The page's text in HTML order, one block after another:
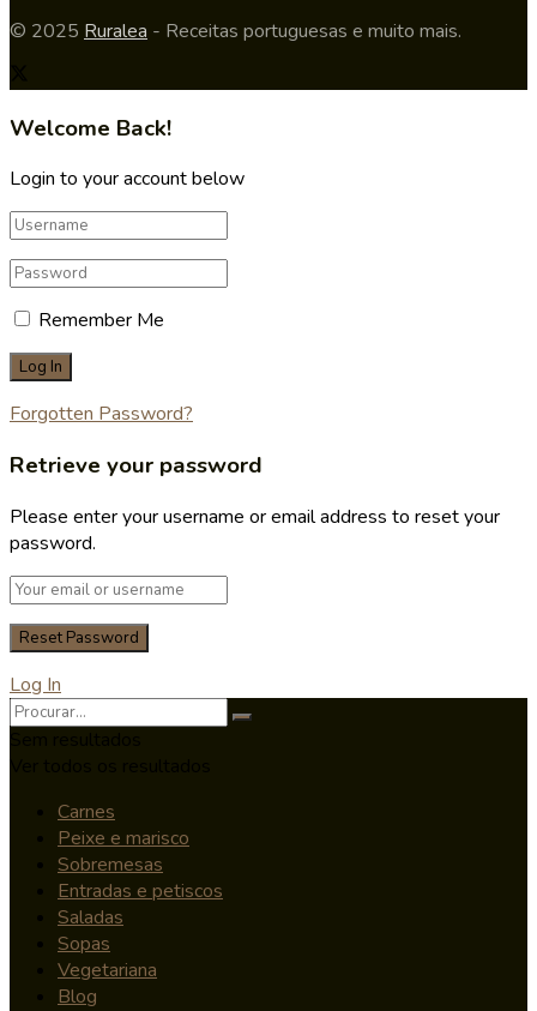
© 2025 Ruralea - Receitas portuguesas e muito mais.
Welcome Back!
Login to your account below
Remember Me
Forgotten Password?
Retrieve your password
Please enter your username or email address to reset your
password.
Log In
Carnes
Peixe e marisco
Sobremesas
Entradas e petiscos
Saladas
Sopas
Vegetariana
Blog